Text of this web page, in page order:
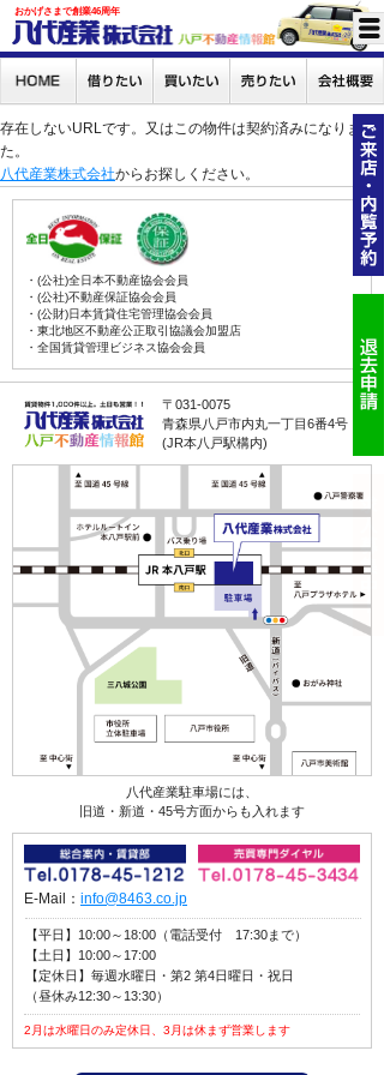
おかげさまで創業46周年
存在しないURLです。又はこの物件は契約済みになりまし
た。
八代産業株式会社からお探しください。
・(公社)全日本不動産協会会員
・(公社)不動産保証協会会員
・(公財)日本賃貸住宅管理協会会員
・東北地区不動産公正取引協議会加盟店
・全国賃貸管理ビジネス協会会員
〒031-0075
青森県八戸市内丸一丁目6番4号
(JR本八戸駅構内)
八代産業駐車場には、
旧道・新道・45号方面からも入れます
E-Mail： info@8463.co.jp
【平日】10:00～18:00（電話受付 17:30まで）
【土日】10:00～17:00
【定休日】毎週水曜日・第2 第4日曜日・祝日
（昼休み12:30～13:30）
2月は水曜日のみ定休日、3月は休まず営業します